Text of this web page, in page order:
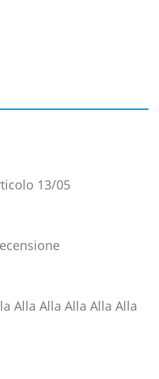
13/05
Alla Alla Alla Alla Alla